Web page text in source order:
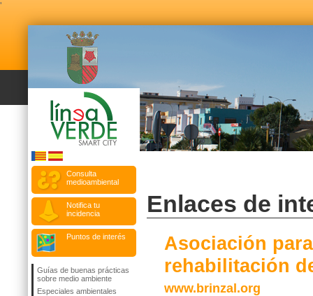
'
Consulta
medioambiental
Notifica tu
incidencia
Puntos de interés
Guías de buenas prácticas
sobre medio ambiente
Especiales ambientales
Enlaces de
Asociación
rehabilitación
www.brinzal.org